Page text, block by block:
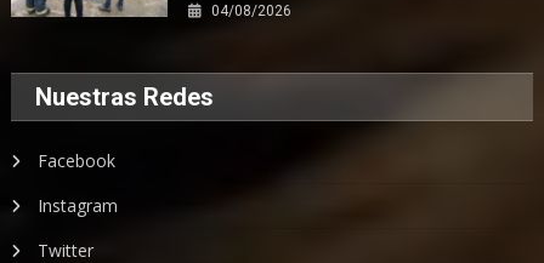
04/08/2026
Nuestras Redes
Facebook
Instagram
Twitter